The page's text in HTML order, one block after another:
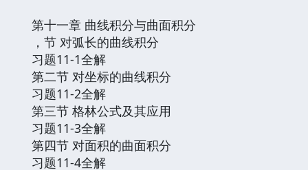
第十一章 曲线积分与曲面积分
，节 对弧长的曲线积分
习题11-1全解
第二节 对坐标的曲线积分
习题11-2全解
第三节 格林公式及其应用
习题11-3全解
第四节 对面积的曲面积分
习题11-4全解